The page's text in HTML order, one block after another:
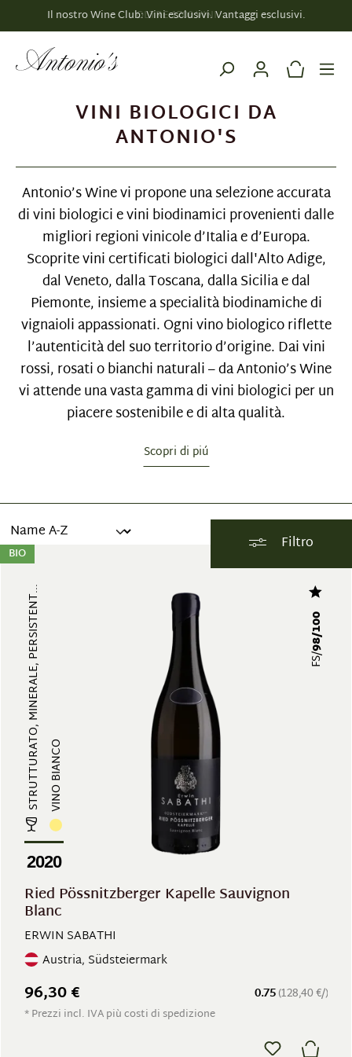
principale
Il nostro Wine Club: Vini esclusivi. Vantaggi esclusivi.
VINI BIOLOGICI DA
ANTONIO'S
Antonio’s Wine vi propone una selezione accurata
di vini biologici e vini biodinamici provenienti dalle
migliori regioni vinicole d’Italia e d’Europa.
Scoprite vini certificati biologici dall'Alto Adige,
dal Veneto, dalla Toscana, dalla Sicilia e dal
Piemonte, insieme a specialità biodinamiche di
vignaioli appassionati. Ogni vino biologico riflette
l’autenticità del suo territorio d’origine. Dai vini
rossi, rosati o bianchi naturali – da Antonio’s Wine
vi attende una vasta gamma di vini biologici per un
piacere sostenibile e di alta qualità.
Scopri di piú
Filtro
BIO
STRUTTURATO, MINERALE, PERSISTENT...VINO BIANCO
2020
FS/
98/100
Ried Pössnitzberger Kapelle Sauvignon
Blanc
ERWIN SABATHI
Austria, Südsteiermark
0.75(128,40 €/)
96,30 €
* Prezzi incl. IVA più costi di spedizione